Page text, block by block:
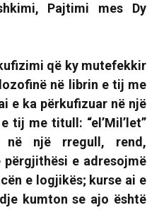
Pajtimi mes Dy
që ky mutefekkir
në librin e tij me
e ka përkufizuar në një
e tij me titull: “el’Mil’let”
në një rregull, rend,
përgjithësi e adresojmë
e logjikës; kurse ai e
kumton se ajo është